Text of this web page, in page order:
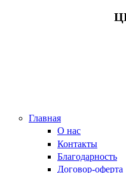
Главная
О нас
Контакты
Благодарность
Договор-оферта